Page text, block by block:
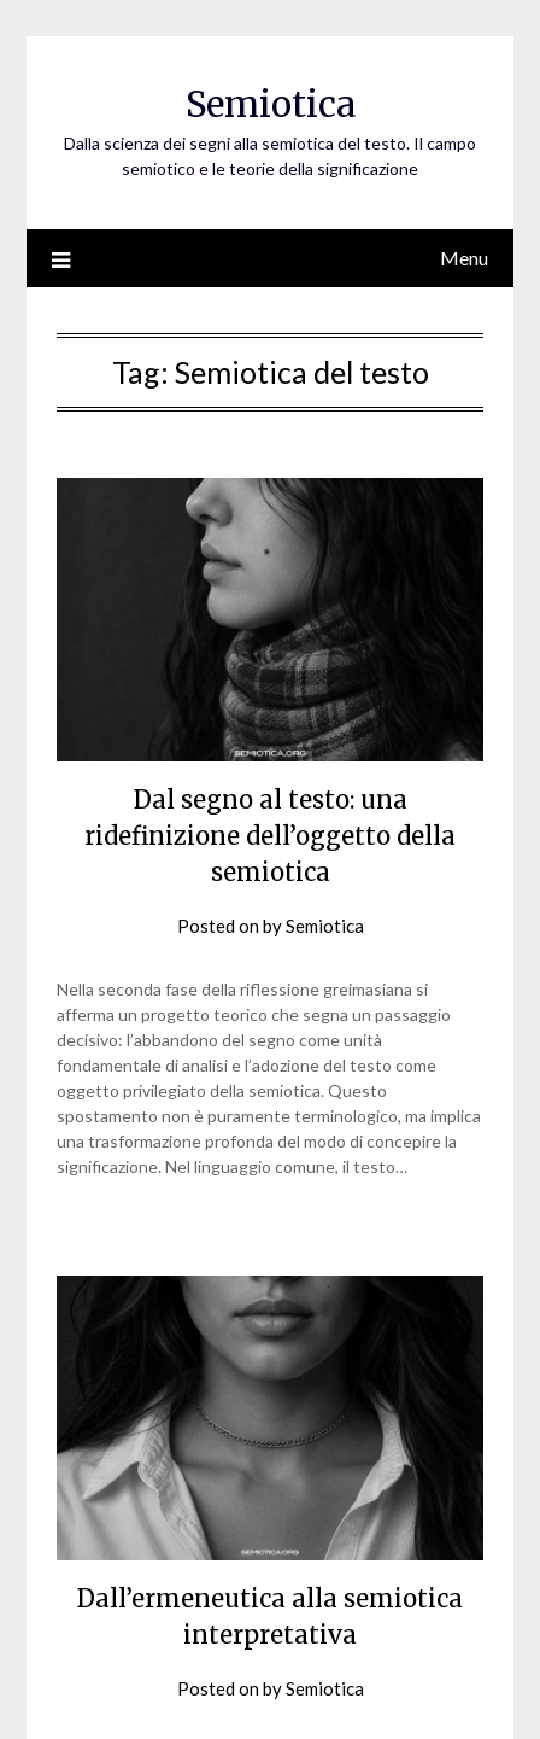
Semiotica
Dalla scienza dei segni alla semiotica del testo. Il campo
semiotico e le teorie della significazione
Menu
Tag: Semiotica del testo
Dal segno al testo: una
ridefinizione dell’oggetto della
semiotica
Posted onbySemiotica
Nella seconda fase della riflessione greimasiana si
afferma un progetto teorico che segna un passaggio
decisivo: l’abbandono del segno come unità
fondamentale di analisi e l’adozione del testo come
oggetto privilegiato della semiotica. Questo
spostamento non è puramente terminologico, ma implica
una trasformazione profonda del modo di concepire la
significazione. Nel linguaggio comune, il testo…
Dall’ermeneutica alla semiotica
interpretativa
Posted onbySemiotica